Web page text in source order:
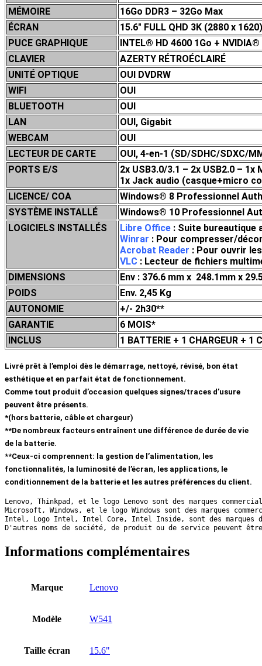
MÉMOIRE
16Go DDR3 – 32Go Max
ÉCRAN
15.6″ FULL QHD 3K (2880 x
PUCE GRAPHIQUE
INTEL® HD 4600 1Go + NVIDIA®
CLAVIER
AZERTY RÉTROÉCLAIRÉ
UNITÉ OPTIQUE
OUI DVDRW
WIFI
OUI
BLUETOOTH
OUI
LAN
OUI, Gigabit
WEBCAM
OUI
LECTEUR DE CARTE
OUI, 4-en-1 (SD/SDHC/SDXC/
PORTS E/S
2x USB3.0/3.1 – 2x USB2.0 –
1x Jack audio (casque+micro
LICENCE/ COA
Windows® 8 Professionnel
SYSTÈME INSTALLÉ
Windows® 10 Professionnel
LOGICIELS INSTALLÉS
Libre Office : Suite bureautique
Winrar : Pour compresser/
Acrobat Reader : Pour ouvrir
VLC : Lecteur de fichiers
DIMENSIONS
Env : 376.6 mm x 248.1mm x
POIDS
Env. 2,45 Kg
AUTONOMIE
+/- 2h30**
GARANTIE
6 MOIS*
INCLUS
1 BATTERIE + 1 CHARGEUR + 1
Livré prêt à l’emploi dès le démarrage, nettoyé, révisé, bon état
esthétique et en parfait état de fonctionnement.
Comme tout produit d’occasion quelques signes/traces d’usure
peuvent être présents.
*(hors batterie, câble et chargeur)
**De nombreux facteurs entraînent une différence de durée de vie
de la batterie.
**Ceux-ci comprennent: la gestion de l’alimentation, les
fonctionnalités, la luminosité de l’écran, les applications, le
conditionnement de la batterie et les autres préférences du client.
Lenovo, Thinkpad, et le logo Lenovo sont des marques
Microsoft, Windows, et le logo Windows sont des marques
Intel, Logo Intel, Intel Core, Intel Inside, sont des marques
D'autres noms de société, de produit ou de service peuvent
Informations complémentaires
Marque Lenovo
Modèle W541
Taille écran 15.6"